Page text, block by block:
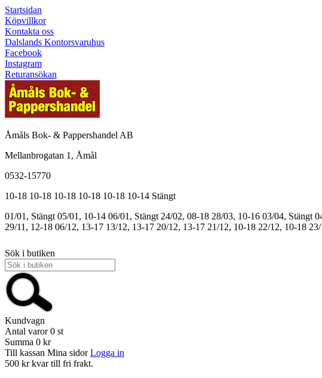
Startsidan
Köpvillkor
Kontakta oss
Dalslands Kontorsvaruhus
Facebook
Instagram
Returansökan
Åmåls Bok- & Pappershandel AB
Mellanbrogatan 1, Åmål
0532-15770
10-18 10-18 10-18 10-18 10-18 10-14 Stängt
01/01, Stängt 05/01, 10-14 06/01, Stängt 24/02, 08-18 28/03, 10-16 03/04, Stängt
29/11, 12-18 06/12, 13-17 13/12, 13-17 20/12, 13-17 21/12, 10-18 22/12, 10-18
Sök i butiken
Kundvagn
Antal varor 0 st
Summa 0 kr
Till kassan Mina sidor Logga in
500 kr kvar till fri frakt.